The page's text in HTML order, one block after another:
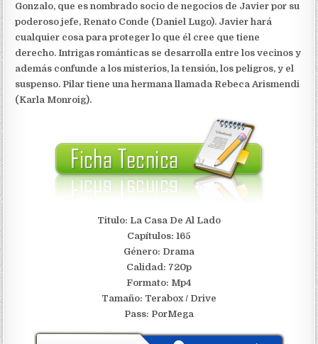
Gonzalo, que es nombrado socio de negocios de Javier por su
poderoso jefe, Renato Conde (Daniel Lugo). Javier hará
cualquier cosa para proteger lo que él cree que tiene
derecho. Intrigas románticas se desarrolla entre los vecinos y
además confunde a los misterios, la tensión, los peligros, y el
suspenso. Pilar tiene una hermana llamada Rebeca Arismendi
(Karla Monroig).
Titulo: La Casa De Al Lado
Capítulos: 165
Género: Drama
Calidad: 720p
Formato: Mp4
Tamaño: Terabox / Drive
Pass: PorMega